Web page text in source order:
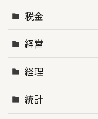
税金
経営
経理
統計